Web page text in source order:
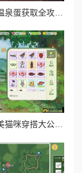
忘川风华录温泉蛋获取全攻略！这5种方式让你暴击收藏季必备！
小森生活绝美猫咪穿搭大公开！超全获取攻略一次收齐